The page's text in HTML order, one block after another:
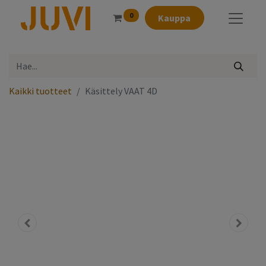
0 Kauppa
Kaikki tuotteet Käsittely VAAT 4D